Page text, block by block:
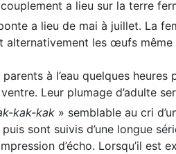
a lieu sur la terre
a lieu de mai à juillet. La
les œufs
à l’eau quelques
Leur plumage d’adulte
kak-kak » semblable au cri
sont suivis d’une longue
d’écho. Lorsqu’il est